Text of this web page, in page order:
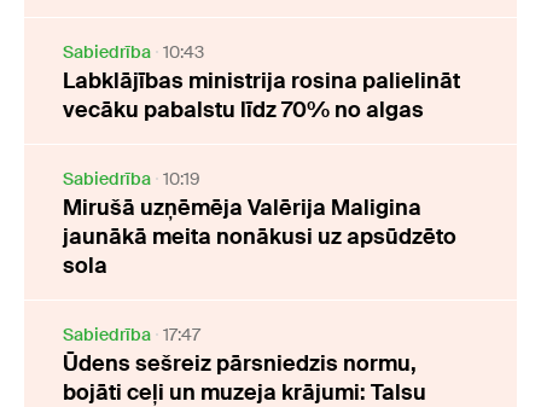
Sabiedrība 10:43
Labklājības ministrija rosina palielināt
vecāku pabalstu līdz 70% no algas
Sabiedrība 10:19
Mirušā uzņēmēja Valērija Maligina
jaunākā meita nonākusi uz apsūdzēto
sola
Sabiedrība 17:47
Ūdens sešreiz pārsniedzis normu,
bojāti ceļi un muzeja krājumi: Talsu